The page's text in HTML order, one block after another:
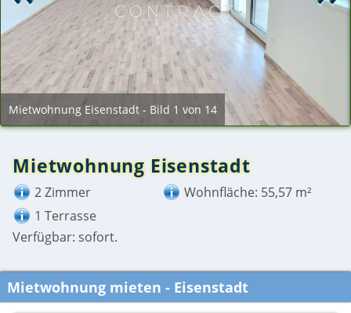
Mietwohnung Eisenstadt - Bild 1 von 14
Mietwohnung Eisenstadt
2 Zimmer
Wohnfläche: 55,57 m²
1 Terrasse
Verfügbar: sofort.
Mietwohnung mieten - Eisenstadt